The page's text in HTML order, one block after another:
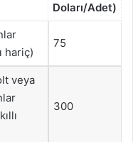
Doları/Adet)
hariç)
75
veya
300